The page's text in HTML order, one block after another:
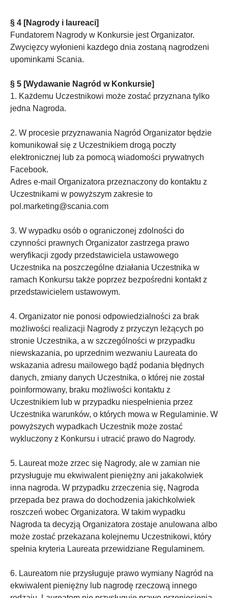
§ 4 [Nagrody i laureaci]
Fundatorem Nagrody w Konkursie jest Organizator.
Zwycięzcy wyłonieni kazdego dnia zostaną nagrodzeni
upominkami Scania.
§ 5 [Wydawanie Nagród w Konkursie]
1. Każdemu Uczestnikowi może zostać przyznana tylko
jedna Nagroda.
2. W procesie przyznawania Nagród Organizator będzie
komunikował się z Uczestnikiem drogą poczty
elektronicznej lub za pomocą wiadomości prywatnych
Facebook.
Adres e-mail Organizatora przeznaczony do kontaktu z
Uczestnikami w powyższym zakresie to
pol.marketing@scania.com
3. W wypadku osób o ograniczonej zdolności do
czynności prawnych Organizator zastrzega prawo
weryfikacji zgody przedstawiciela ustawowego
Uczestnika na poszczególne działania Uczestnika w
ramach Konkursu także poprzez bezpośredni kontakt z
przedstawicielem ustawowym.
4. Organizator nie ponosi odpowiedzialności za brak
możliwości realizacji Nagrody z przyczyn leżących po
stronie Uczestnika, a w szczególności w przypadku
niewskazania, po uprzednim wezwaniu Laureata do
wskazania adresu mailowego bądź podania błędnych
danych, zmiany danych Uczestnika, o której nie został
poinformowany, braku możliwości kontaktu z
Uczestnikiem lub w przypadku niespełnienia przez
Uczestnika warunków, o których mowa w Regulaminie. W
powyższych wypadkach Uczestnik może zostać
wykluczony z Konkursu i utracić prawo do Nagrody.
5. Laureat może zrzec się Nagrody, ale w zamian nie
przysługuje mu ekwiwalent pieniężny ani jakakolwiek
inna nagroda. W przypadku zrzeczenia się, Nagroda
przepada bez prawa do dochodzenia jakichkolwiek
roszczeń wobec Organizatora. W takim wypadku
Nagroda ta decyzją Organizatora zostaje anulowana albo
może zostać przekazana kolejnemu Uczestnikowi, który
spełnia kryteria Laureata przewidziane Regulaminem.
6. Laureatom nie przysługuje prawo wymiany Nagród na
ekwiwalent pieniężny lub nagrodę rzeczową innego